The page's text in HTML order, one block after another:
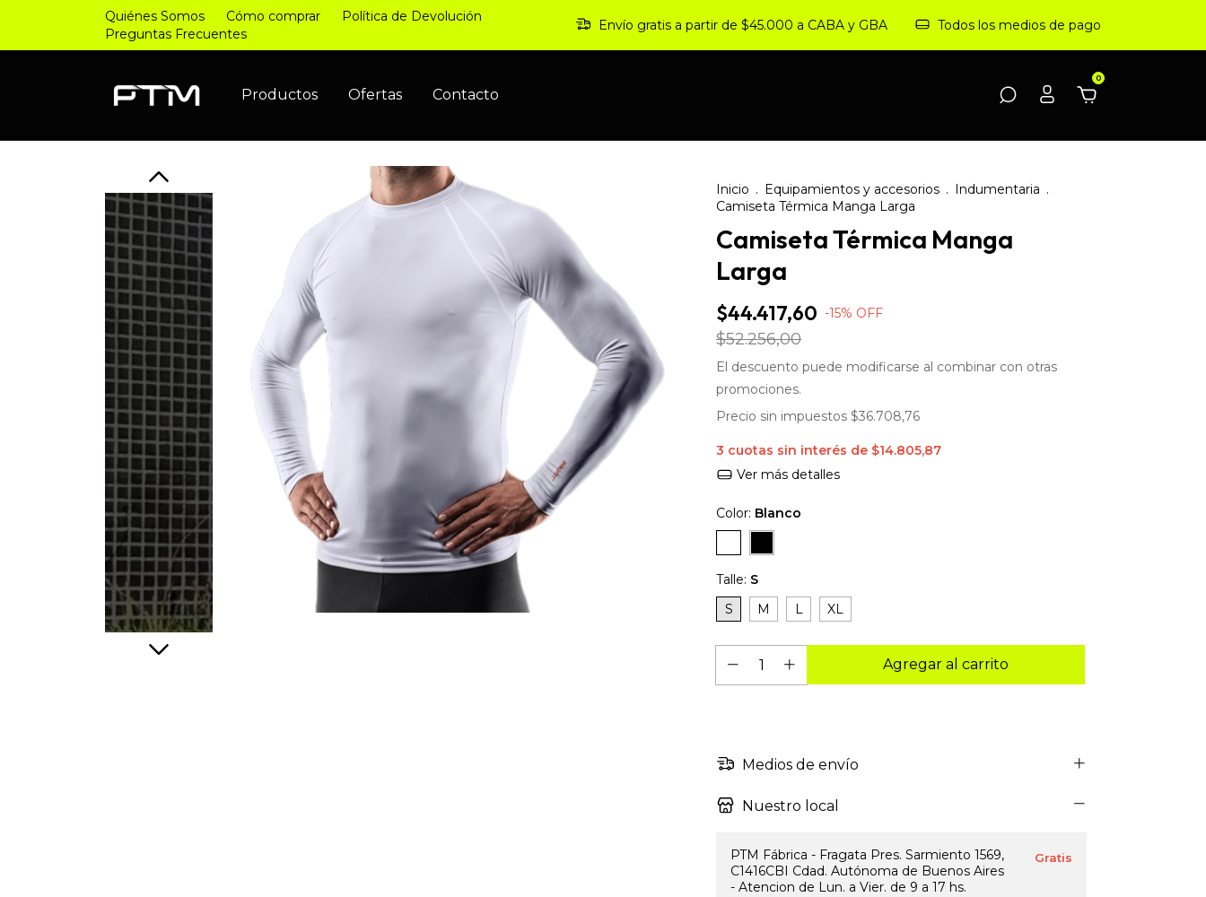
Quiénes Somos Cómo comprar
Política de Devolución
Preguntas Frecuentes
Envío gratis a partir de $45.000 a CABA y GBA Todos los medios de pago
Productos Ofertas Contacto
0
Inicio . Equipamientos y accesorios . Indumentaria .
Camiseta Térmica Manga Larga
Camiseta Térmica Manga
Larga
$44.417,60 -15% OFF
$52.256,00
El descuento puede modificarse al combinar con otras
promociones.
Precio sin impuestos $36.708,76
3 cuotas sin interés de $14.805,87
Ver más detalles
Color: Blanco
Talle: S
S
M L XL
Medios de envío
Nuestro local
PTM Fábrica - Fragata Pres. Sarmiento 1569,
C1416CBI Cdad. Autónoma de Buenos Aires
- Atencion de Lun. a Vier. de 9 a 17 hs.
Gratis